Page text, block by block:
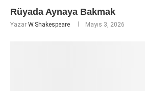
Rüyada Aynaya Bakmak
Yazar W.Shakespeare Mayıs 3, 2026